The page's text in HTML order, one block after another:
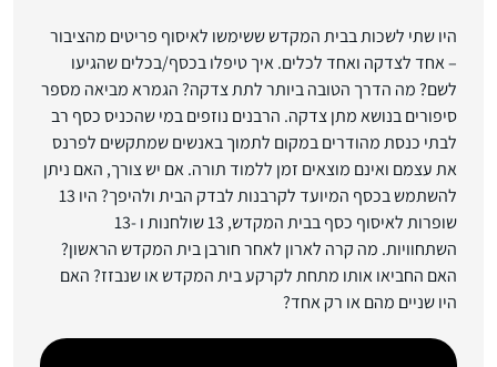
היו שתי לשכות בבית המקדש ששימשו לאיסוף פריטים מהציבור
– אחד לצדקה ואחד לכלים. איך טיפלו בכסף/בכלים שהגיעו
לשם? מה הדרך הטובה ביותר לתת צדקה? הגמרא מביאה מספר
סיפורים בנושא מתן צדקה. הרבנים נוזפים במי שהכניס כסף רב
לבתי כנסת מהודרים במקום לתמוך באנשים שמתקשים לפרנס
את עצמם ואינם מוצאים זמן ללמוד תורה. אם יש צורך, האם ניתן
להשתמש בכסף המיועד לקרבנות לבדק הבית ולהיפך? היו 13
שופרות לאיסוף כסף בבית המקדש, 13 שולחנות ו -13
השתחוויות. מה קרה לארון לאחר חורבן בית המקדש הראשון?
האם החביאו אותו מתחת לקרקע בית המקדש או שנבזז? האם
היו שניים מהם או רק אחד?